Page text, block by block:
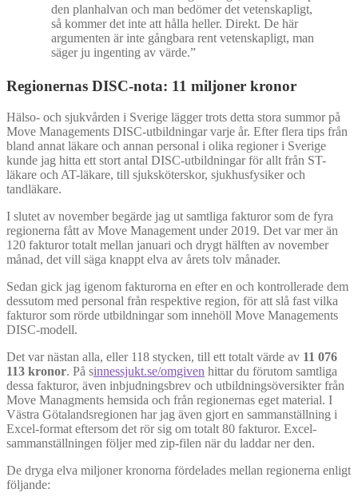
den planhalvan och man bedömer det vetenskapligt,
så kommer det inte att hålla heller. Direkt. De här
argumenten är inte gångbara rent vetenskapligt, man
säger ju ingenting av värde.”
Regionernas DISC-nota: 11 miljoner kronor
Hälso- och sjukvården i Sverige lägger trots detta stora summor på
Move Managements DISC-utbildningar varje år. Efter flera tips från
bland annat läkare och annan personal i olika regioner i Sverige
kunde jag hitta ett stort antal DISC-utbildningar för allt från ST-
läkare och AT-läkare, till sjuksköterskor, sjukhusfysiker och
tandläkare.
I slutet av november begärde jag ut samtliga fakturor som de fyra
regionerna fått av Move Management under 2019. Det var mer än
120 fakturor totalt mellan januari och drygt hälften av november
månad, det vill säga knappt elva av årets tolv månader.
Sedan gick jag igenom fakturorna en efter en och kontrollerade dem
dessutom med personal från respektive region, för att slå fast vilka
fakturor som rörde utbildningar som innehöll Move Managements
DISC-modell.
Det var nästan alla, eller 118 stycken, till ett totalt värde av 11 076
113 kronor. På sinnessjukt.se/omgiven hittar du förutom samtliga
dessa fakturor, även inbjudningsbrev och utbildningsöversikter från
Move Managments hemsida och från regionernas eget material. I
Västra Götalandsregionen har jag även gjort en sammanställning i
Excel-format eftersom det rör sig om totalt 80 fakturor. Excel-
sammanställningen följer med zip-filen när du laddar ner den.
De dryga elva miljoner kronorna fördelades mellan regionerna enligt
följande: